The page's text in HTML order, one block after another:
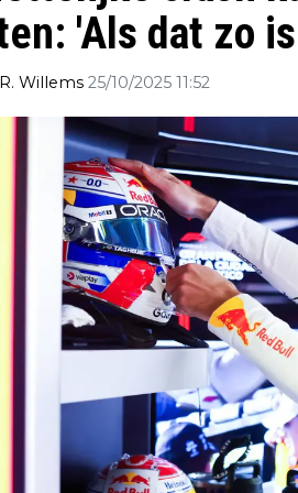
'Als dat zo
R. Willems 25/10/2025 11:52